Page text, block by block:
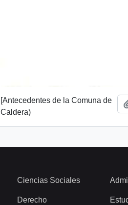
[Antecedentes de la Comuna de
Caldera)
Ciencias Sociales
Derecho